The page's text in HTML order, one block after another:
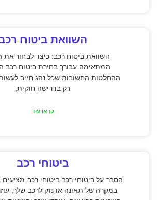
השוואת ביטוח
השוואת ביטוח רכב: כיצד לבחור את
המתאימה עבורך בחירת ביטוח רכב
ההחלטות החשובות שכל נהג חייב
רק בדרישה חוקית,
קראו עוד
ביטוחי רכב
הסבר על ביטוחי רכב ביטוחי רכב מציעים
במקרה של תאונה או נזק לרכב שלך,